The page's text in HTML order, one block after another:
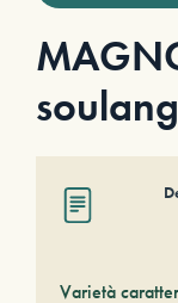
Varietà